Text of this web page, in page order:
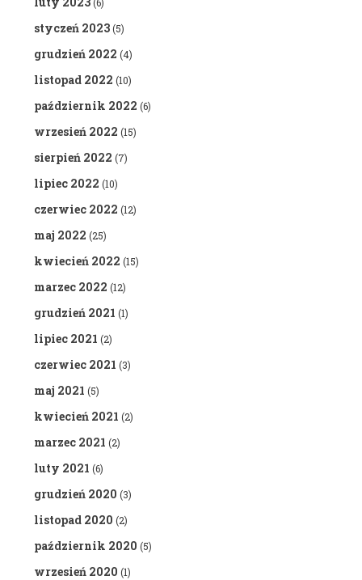
styczeń 2023(5)
grudzień 2022 (4)
listopad 2022 (10)
październik 2022 (6)
wrzesień 2022 (15)
sierpień 2022 (7)
lipiec 2022 (10)
czerwiec 2022 (12)
maj 2022 (25)
kwiecień 2022 (15)
marzec 2022 (12)
grudzień 2021 (1)
lipiec 2021 (2)
czerwiec 2021 (3)
maj 2021 (5)
kwiecień 2021 (2)
marzec 2021 (2)
luty 2021 (6)
grudzień 2020 (3)
listopad 2020 (2)
październik 2020 (5)
wrzesień 2020 (1)